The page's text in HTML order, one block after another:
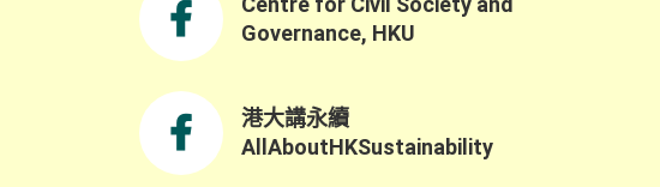
Governance, HKU
港大講永續
AllAboutHKSustainability